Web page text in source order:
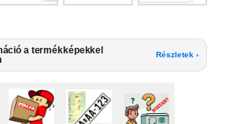
a termékképekkel
Részletek ›